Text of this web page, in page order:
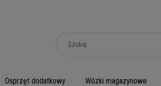
Osprzęt dodatkowy Wózki magazynowe